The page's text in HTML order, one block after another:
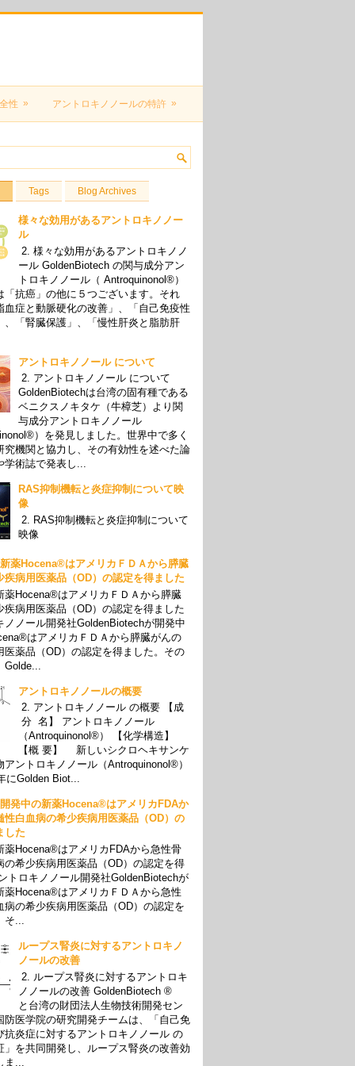
性 » アントロキノノールの特許 »
Tags Blog Archives
様々な効用があるアントロキノノー
ル
2. 様々な効用があるアントロキノノ
ール GoldenBiotech の関与成分アン
トロキノノール（ Antroquinonol®）
「抗癌」の他に５つございます。それ
血症と動脈硬化の改善」、「自己免疫性
、「腎臓保護」、「慢性肝炎と脂肪肝
アントロキノノール について
2. アントロキノノール について
GoldenBiotechは台湾の固有種である
ベニクスノキタケ（牛樟芝）より関
与成分アントロキノノール
）を発見しました。世界中で多く
究機関と協力し、その有効性を述べた論
学術誌で発表し...
RAS抑制機転と炎症抑制について映
像
2. RAS抑制機転と炎症抑制について
映像
薬Hocena®はアメリカＦＤＡから膵臓
疾病用医薬品（OD）の認定を得ました
薬Hocena®はアメリカＦＤＡから膵臓
疾病用医薬品（OD）の認定を得ました
ノノール開発社GoldenBiotechが開発中
はアメリカＦＤＡから膵臓がんの
医薬品（OD）の認定を得ました。その
アントロキノノールの概要
2. アントロキノノール の概要 【成
分 名】 アントロキノノール
（Antroquinonol®） 【化学構造】
【概 要】 新しいシクロヘキサンケ
アントロキノノール（Antroquinonol®）
にGolden Biot...
発中の新薬Hocena®はアメリカFDAか
性白血病の希少疾病用医薬品（OD）の
した
薬Hocena®はアメリカFDAから急性骨
の希少疾病用医薬品（OD）の認定を得
トロキノノール開発社GoldenBiotechが
薬Hocena®はアメリカＦＤＡから急性
病の希少疾病用医薬品（OD）の認定を
...
ループス腎炎に対するアントロキノ
ノールの改善
2. ループス腎炎に対するアントロキ
ノノールの改善 GoldenBiotech ®
と台湾の財団法人生物技術開発セン
防医学院の研究開発チームは、「自己免
抗炎症に対するアントロキノノール の
」を共同開発し、ループス腎炎の改善効
...